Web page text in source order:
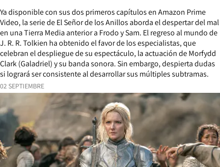
02 SEPTIEMBRE
Ya disponible con sus dos primeros capítulos en Amazon Prime
Video, la serie de El Señor de los Anillos aborda el despertar del mal
en una Tierra Media anterior a Frodo y Sam. El regreso al mundo de
J. R. R. Tolkien ha obtenido el favor de los especialistas, que
celebran el despliegue de su espectáculo, la actuación de Morfydd
Clark (Galadriel) y su banda sonora. Sin embargo, despierta dudas
si logrará ser consistente al desarrollar sus múltiples subtramas.